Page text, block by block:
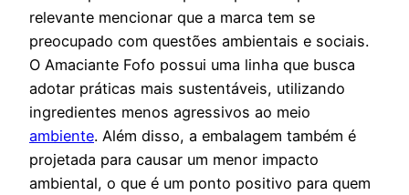
relevante mencionar que a marca tem se
preocupado com questões ambientais e sociais.
O Amaciante Fofo possui uma linha que busca
adotar práticas mais sustentáveis, utilizando
ingredientes menos agressivos ao meio
ambiente. Além disso, a embalagem também é
projetada para causar um menor impacto
ambiental, o que é um ponto positivo para quem